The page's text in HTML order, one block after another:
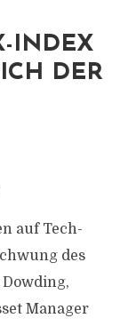
INDEX
DER
auf Tech-
des
Manager